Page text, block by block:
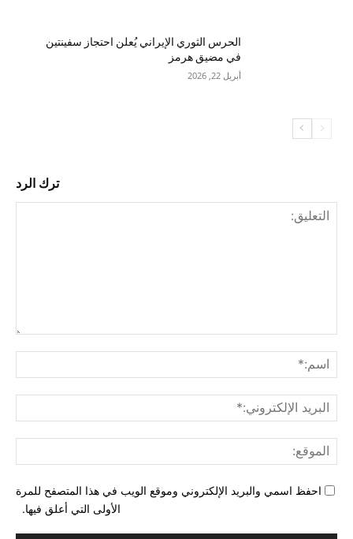
الحرس الثوري الإيراني يُعلن احتجاز سفينتين
في مضيق هرمز
أبريل 22, 2026
ترك الرد
احفظ اسمي والبريد الإلكتروني وموقع الويب في هذا المتصفح للمرة
الأولى التي أعلق فيها.